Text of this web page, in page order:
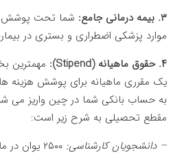
۳. بیمه درمانی جامع:
شما تحت پوشش
موارد پزشکی اضطراری و بستری در
۴. حقوق ماهیانه (Stipend):
مهمترین
یک مقرری ماهیانه برای پوشش هزینه
به حساب بانکی شما در چین واریز می
مقطع تحصیلی به شرح زیر است:
– دانشجویان کارشناسی: ۲۵۰۰ یوان در ماه